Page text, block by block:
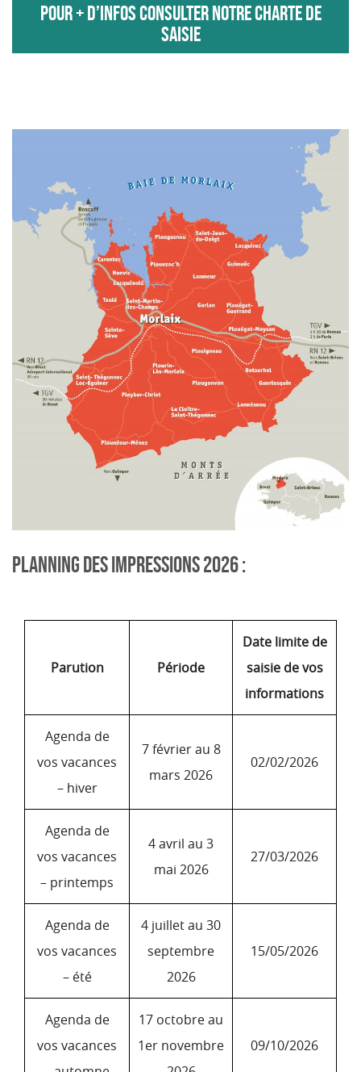
POUR + D’INFOS CONSULTER NOTRE CHARTE DE
SAISIE
PLANNING DES IMPRESSIONS 2026 :
Parution Période
Date limite de
saisie de vos
informations
Agenda de
vos vacances
– hiver
7 février au 8
mars 2026
02/02/2026
Agenda de
vos vacances
– printemps
4 avril au 3
mai 2026
27/03/2026
Agenda de
vos vacances
– été
4 juillet au 30
septembre
2026
15/05/2026
Agenda de
vos vacances
17 octobre au
1er novembre
09/10/2026